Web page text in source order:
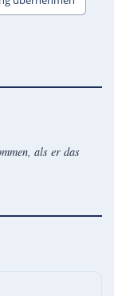
als er das